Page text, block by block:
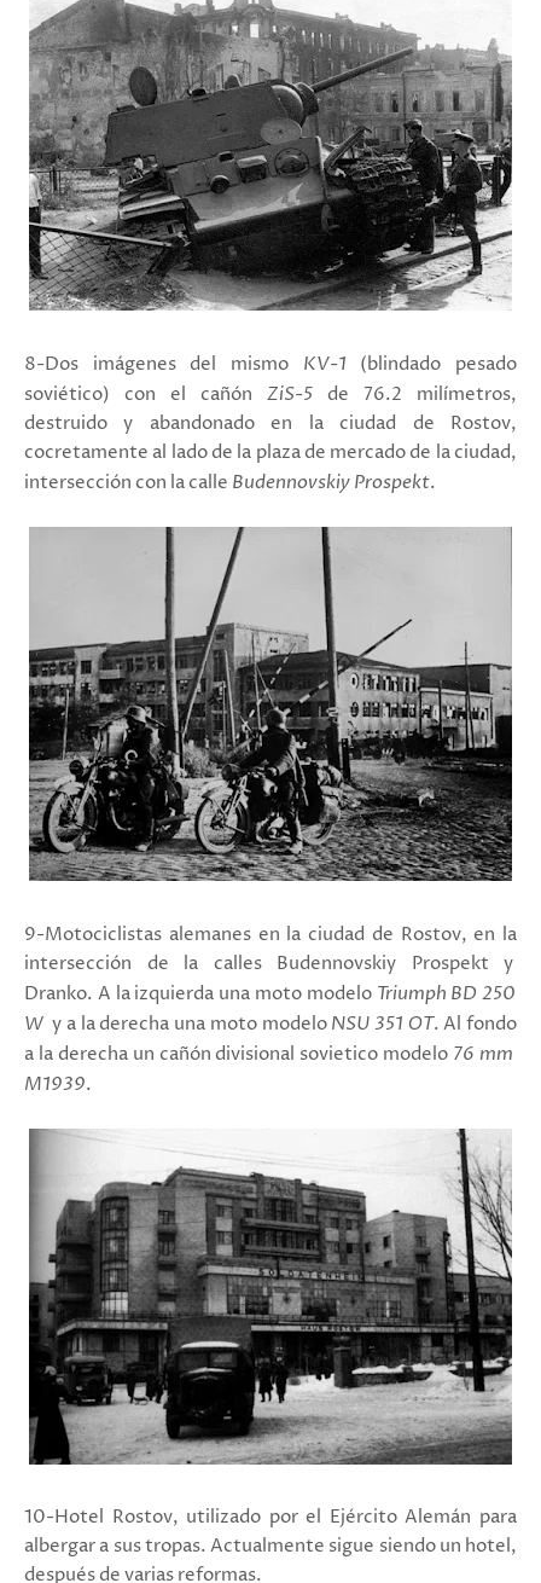
8-Dos imágenes del mismo KV-1 (blindado pesado
soviético) con el cañón ZiS-5 de 76.2 milímetros,
destruido y abandonado en la ciudad de Rostov,
cocretamente al lado de la plaza de mercado de la ciudad,
intersección con la calle Budennovskiy Prospekt.
9-Motociclistas alemanes en la ciudad de Rostov, en la
intersección de la calles Budennovskiy Prospekt y
Dranko. A la izquierda una moto modelo Triumph BD 250
W y a la derecha una moto modelo NSU 351 ОТ.Al fondo
a la derecha un cañón divisional sovietico modelo 76 mm
M1939.
10-Hotel Rostov, utilizado por el Ejército Alemán para
albergar a sus tropas. Actualmente sigue siendo un hotel,
después de varias reformas.